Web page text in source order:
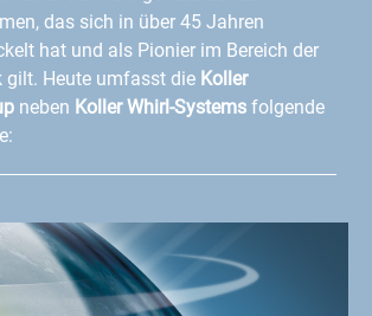
das sich in über 45 Jahren
hat und als Pionier im Bereich der
gilt. Heute umfasst die Koller
neben Koller Whirl-Systems folgende